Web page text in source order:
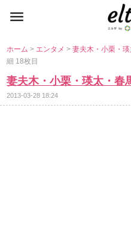
ホーム> エンタメ>妻夫木・小栗・
細 18枚目
妻夫木・小栗・瑛太・春
2013-03-28 18:24